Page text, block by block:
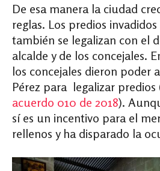
De esa manera la ciudad
reglas. Los predios
también se legalizan con el
alcalde y de los concejales.
los concejales dieron poder
Pérez para legalizar predios
acuerdo 010 de 2018).
sí es un incentivo para el
rellenos y ha disparado la